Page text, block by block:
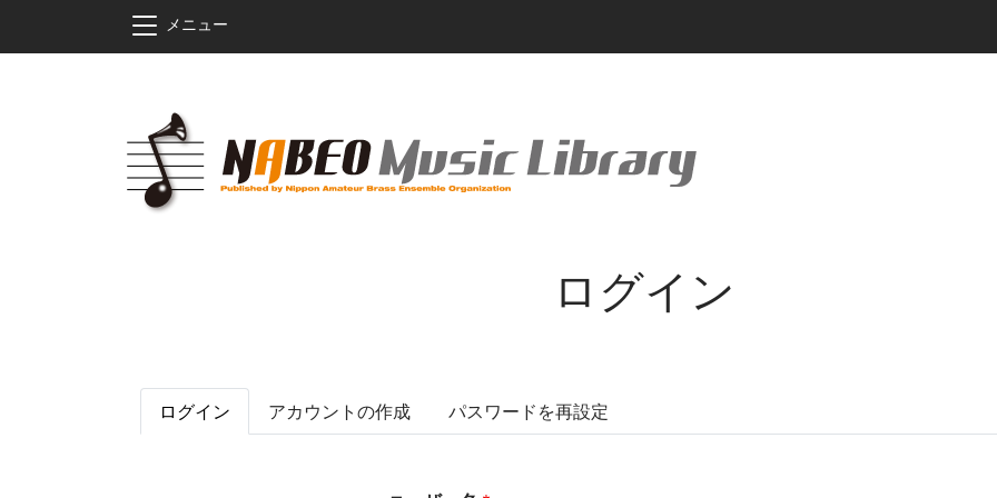
メインコンテンツに移動
メニュー
ログイン
プライマリータブ
ログイン アカウントの作成 パスワードを再設定